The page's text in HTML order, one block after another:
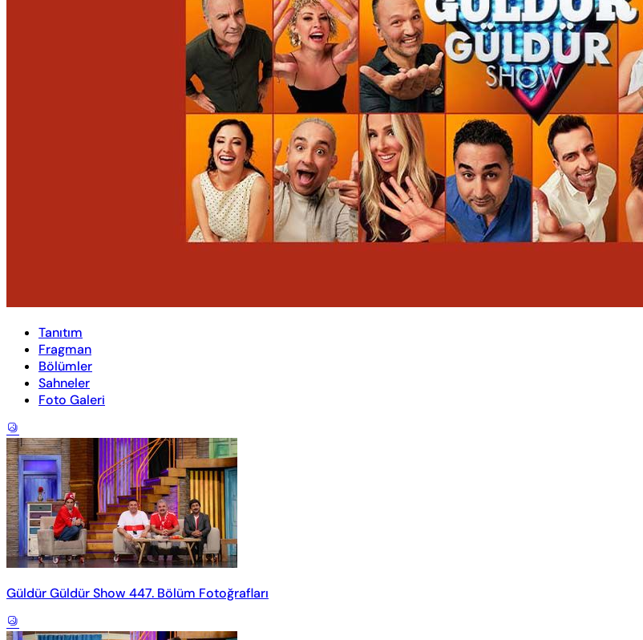
Tanıtım
Fragman
Bölümler
Sahneler
Foto Galeri
Güldür Güldür Show 447. Bölüm Fotoğrafları